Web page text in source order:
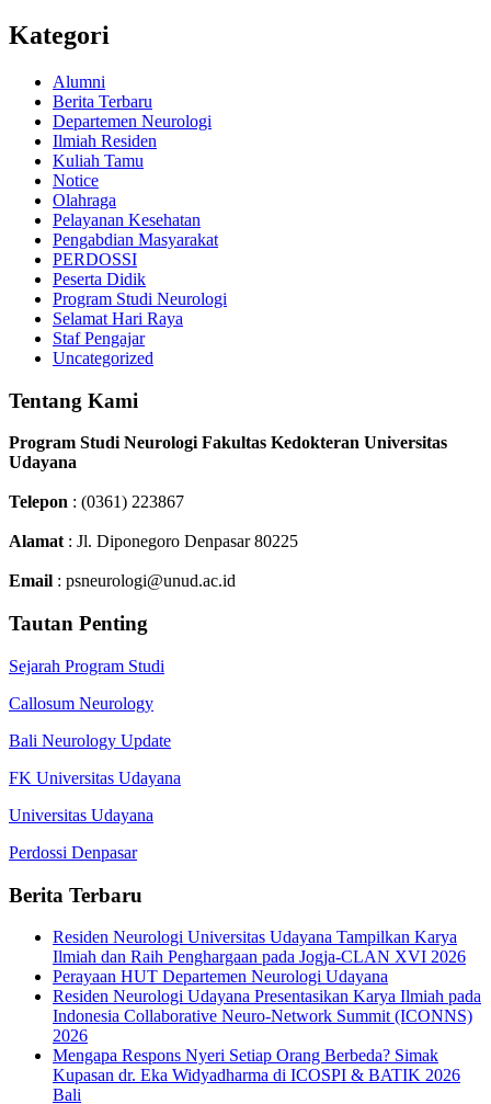
Kategori
Alumni
Berita Terbaru
Departemen Neurologi
Ilmiah Residen
Kuliah Tamu
Notice
Olahraga
Pelayanan Kesehatan
Pengabdian Masyarakat
PERDOSSI
Peserta Didik
Program Studi Neurologi
Selamat Hari Raya
Staf Pengajar
Uncategorized
Tentang Kami
Program Studi Neurologi Fakultas Kedokteran Universitas
Udayana
Telepon : (0361) 223867
Alamat : Jl. Diponegoro Denpasar 80225
Email : psneurologi@unud.ac.id
Tautan Penting
Sejarah Program Studi
Callosum Neurology
Bali Neurology Update
FK Universitas Udayana
Universitas Udayana
Perdossi Denpasar
Berita Terbaru
Residen Neurologi Universitas Udayana Tampilkan Karya
Ilmiah dan Raih Penghargaan pada Jogja-CLAN XVI 2026
Perayaan HUT Departemen Neurologi Udayana
Residen Neurologi Udayana Presentasikan Karya Ilmiah pada
Indonesia Collaborative Neuro-Network Summit (ICONNS)
2026
Mengapa Respons Nyeri Setiap Orang Berbeda? Simak
Kupasan dr. Eka Widyadharma di ICOSPI & BATIK 2026
Bali